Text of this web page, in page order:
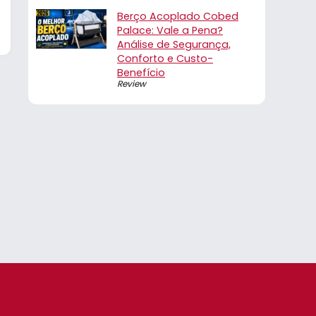
Berço Acoplado Cobed
Palace: Vale a Pena?
Análise de Segurança,
Conforto e Custo-
Benefício
Review